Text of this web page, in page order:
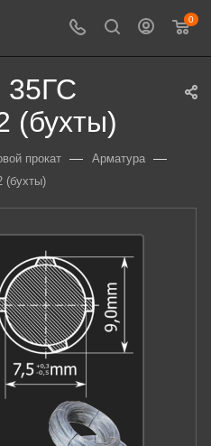
0
35ГС
(бухты)
прокат — Арматура —
(бухты)